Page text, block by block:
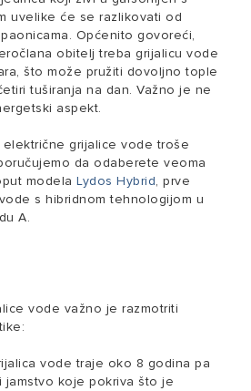
uvelike će se razlikovati od
Općenito govoreći,
obitelj treba grijalicu vode
što može pružiti dovoljno tople
tuširanja na dan. Važno je ne
aspekt.
grijalice vode troše
da odaberete veoma
modela Lydos Hybrid, prve
s hibridnom tehnologijom u
A.
vode važno je razmotriti
vode traje oko 8 godina pa
koje pokriva što je